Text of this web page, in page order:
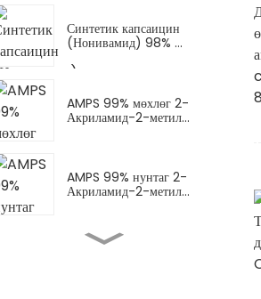
Синтетик капсаицин
(Нонивамид) 98% ...
AMPS 99% мөхлөг 2-
Акриламид-2-метил...
AMPS 99% нунтаг 2-
Акриламид-2-метил...